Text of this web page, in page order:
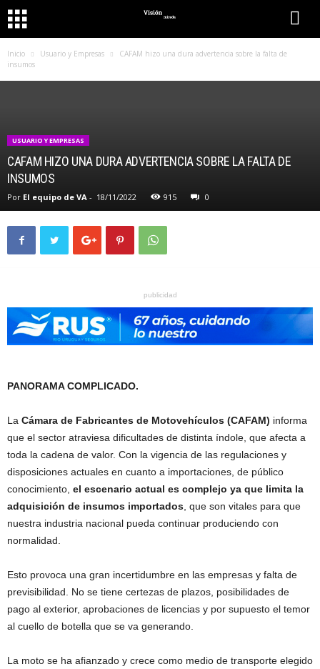
Inicio Usuario y Empresas
CAFAM hizo una dura advertencia sobre la falta de
insumos
USUARIO Y EMPRESAS
CAFAM HIZO UNA DURA ADVERTENCIA SOBRE LA FALTA DE
INSUMOS
Por El equipo de VA - 18/11/2022 915 0
publicidad
PANORAMA COMPLICADO.
La Cámara de Fabricantes de Motovehículos (CAFAM) informa
que el sector atraviesa dificultades de distinta índole, que afecta a
toda la cadena de valor. Con la vigencia de las regulaciones y
disposiciones actuales en cuanto a importaciones, de público
conocimiento, el escenario actual es complejo ya que limita la
adquisición de insumos importados , que son vitales para que
nuestra industria nacional pueda continuar produciendo con
normalidad.
Esto provoca una gran incertidumbre en las empresas y falta de
previsibilidad. No se tiene certezas de plazos, posibilidades de
pago al exterior, aprobaciones de licencias y por supuesto el temor
al cuello de botella que se va generando.
La moto se ha afianzado y crece como medio de transporte elegido